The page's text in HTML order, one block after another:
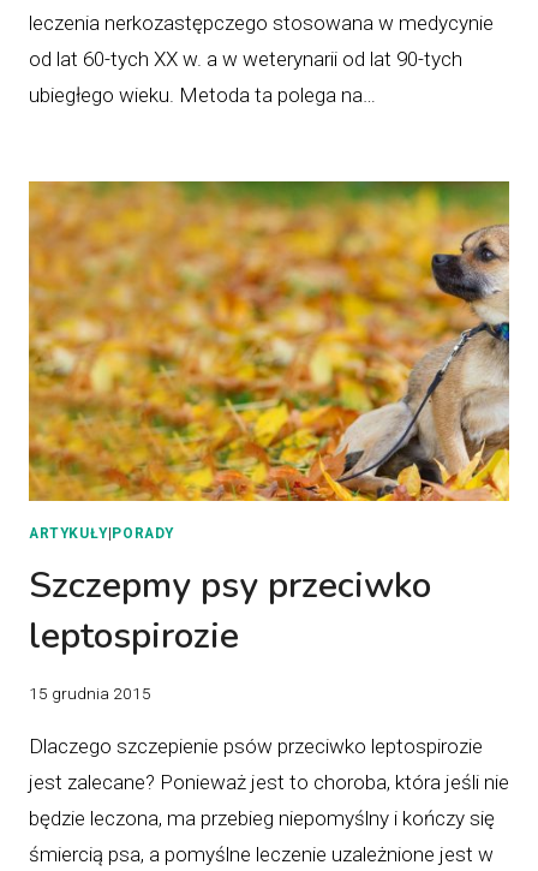
leczenia nerkozastępczego stosowana w medycynie
od lat 60-tych XX w. a w weterynarii od lat 90-tych
ubiegłego wieku. Metoda ta polega na…
ARTYKUŁY| PORADY
Szczepmy psy przeciwko
leptospirozie
15 grudnia 2015
Dlaczego szczepienie psów przeciwko leptospirozie
jest zalecane? Ponieważ jest to choroba, która jeśli nie
będzie leczona, ma przebieg niepomyślny i kończy się
śmiercią psa, a pomyślne leczenie uzależnione jest w